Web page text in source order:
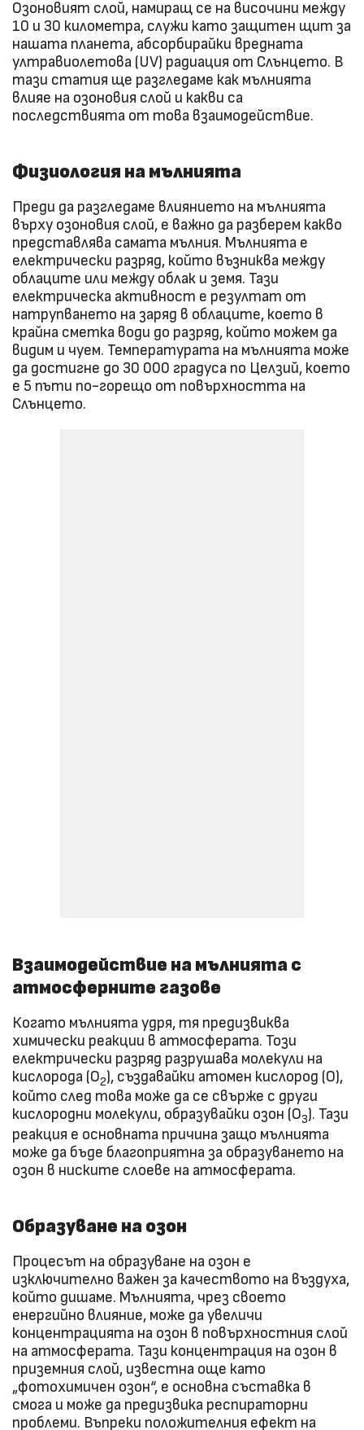
Озоновият слой, намиращ се на височини между
10 и 30 километра, служи като защитен щит за
нашата планета, абсорбирайки вредната
ултравиолетова (UV) радиация от Слънцето. В
тази статия ще разгледаме как мълнията
влияе на озоновия слой и какви са
последствията от това взаимодействие.
Физиология на мълнията
Преди да разгледаме влиянието на мълнията
върху озоновия слой, е важно да разберем какво
представлява самата мълния. Мълнията е
електрически разряд, който възниква между
облаците или между облак и земя. Тази
електрическа активност е резултат от
натрупването на заряд в облаците, което в
крайна сметка води до разряд, който можем да
видим и чуем. Температурата на мълнията може
да достигне до 30 000 градуса по Целзий, което
е 5 пъти по-горещо от повърхността на
Слънцето.
Взаимодействие на мълнията с
атмосферните газове
Когато мълнията удря, тя предизвиква
химически реакции в атмосферата. Този
електрически разряд разрушава молекули на
кислорода (O2), създавайки атомен кислород (O),
който след това може да се свърже с други
кислородни молекули, образувайки озон (O3). Тази
реакция е основната причина защо мълнията
може да бъде благоприятна за образуването на
озон в ниските слоеве на атмосферата.
Образуване на озон
Процесът на образуване на озон е
изключително важен за качеството на въздуха,
който дишаме. Мълнията, чрез своето
енергийно влияние, може да увеличи
концентрацията на озон в повърхностния слой
на атмосферата. Тази концентрация на озон в
приземния слой, известна още като
„фотохимичен озон“, е основна съставка в
смога и може да предизвика респираторни
проблеми. Въпреки положителния ефект на